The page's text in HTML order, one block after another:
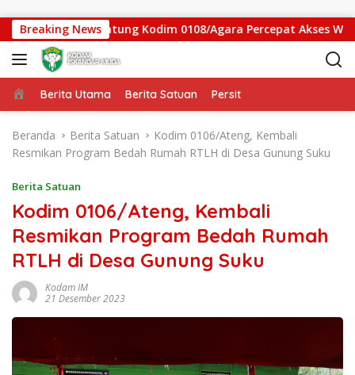
Breaking NewsGantung Kodim 0108/Agara Percepat Akses Warga
Beranda
Berita Utama Berita Satuan Persit
Beranda Berita Satuan
Kodim 0106/Ateng, Kembali
Resmikan Program Bedah Rumah RTLH di Desa Gunung Suku
Berita Satuan
Kodim 0106/Ateng, Kembali
Resmikan Program Bedah Rumah
RTLH di Desa Gunung Suku
Kodam IM
21 Desember 2023